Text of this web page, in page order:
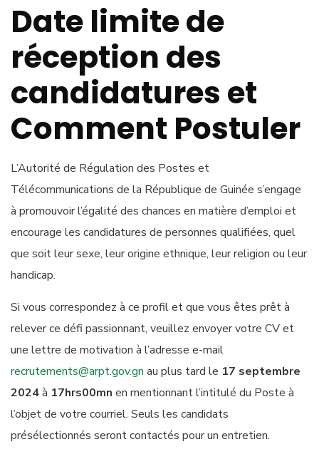
Date limite de
réception des
candidatures et
Comment Postuler
L’Autorité de Régulation des Postes et
Télécommunications de la République de Guinée s’engage
à promouvoir l’égalité des chances en matière d’emploi et
encourage les candidatures de personnes qualifiées, quel
que soit leur sexe, leur origine ethnique, leur religion ou leur
handicap.
Si vous correspondez à ce profil et que vous êtes prêt à
relever ce défi passionnant, veuillez envoyer votre CV et
une lettre de motivation à l’adresse e-mail
recrutements@arpt.gov.gn au plus tard le 17 septembre
2024à 17hrs00mn en mentionnant l’intitulé du Poste à
l’objet de votre courriel. Seuls les candidats
présélectionnés seront contactés pour un entretien.